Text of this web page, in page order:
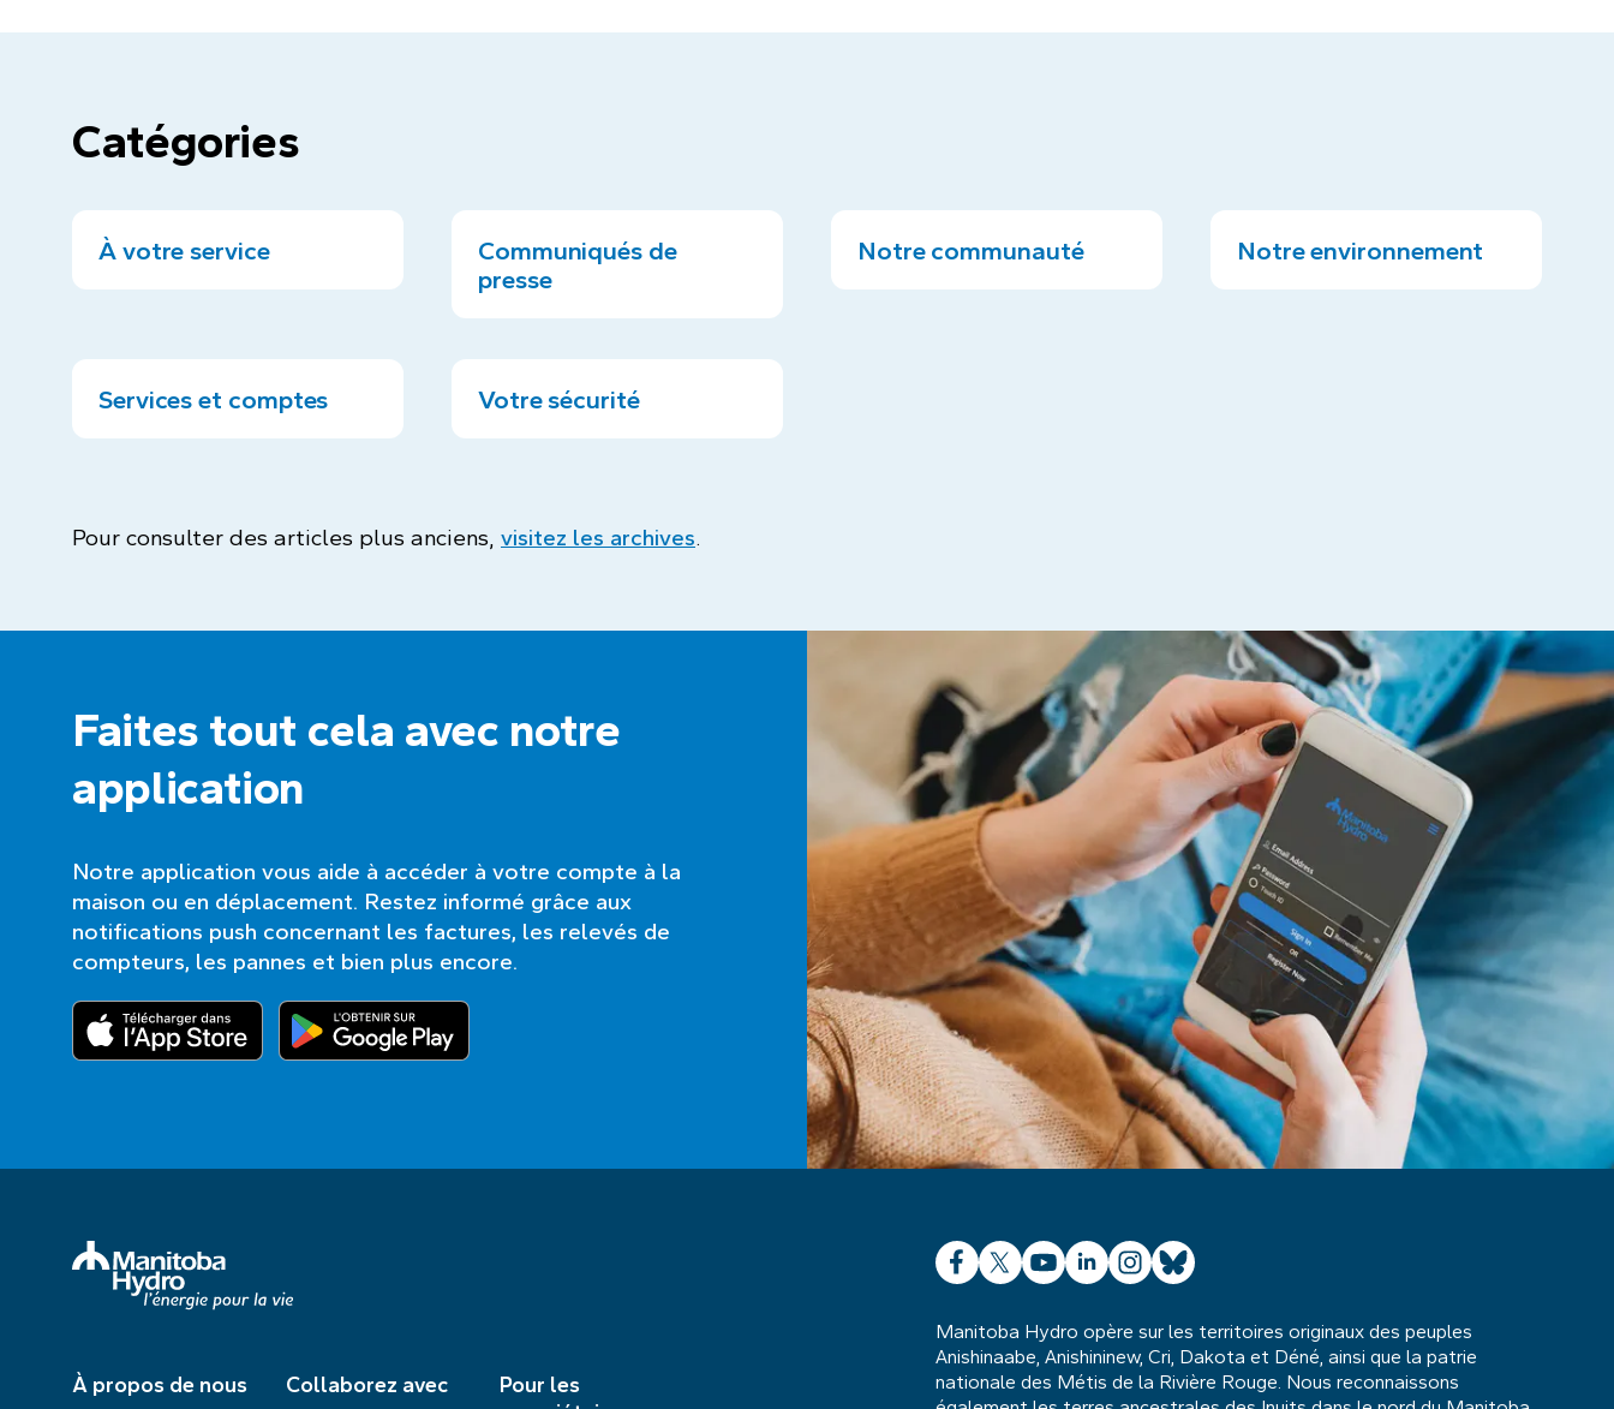
Catégories
À votre service
Communiqués de
presse
Notre communauté Notre environnement
Services et comptes Votre sécurité
Pour consulter des articles plus anciens, visitez les archives.
Faites tout cela avec notre
application
Notre application vous aide à accéder à votre compte à la
maison ou en déplacement. Restez informé grâce aux
notifications push concernant les factures, les relevés de
compteurs, les pannes et bien plus encore.
À propos de nous
Collaborez avec
Pour les
Facebook
X YouTube
LinkedInInstagram
Bluesky
Manitoba Hydro opère sur les territoires originaux des peuples
Anishinaabe, Anishininew, Cri, Dakota et Déné, ainsi que la patrie
nationale des Métis de la Rivière Rouge. Nous reconnaissons